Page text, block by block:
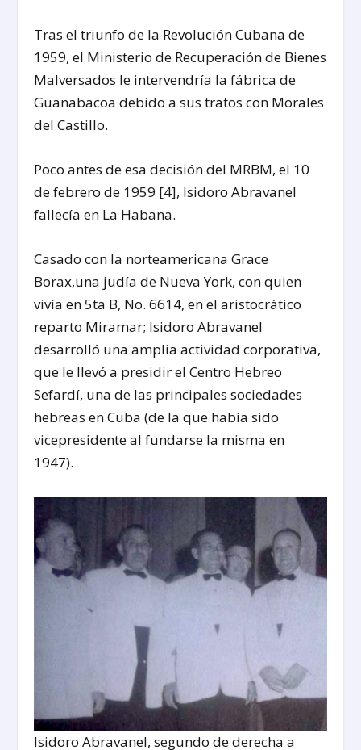
Tras el triunfo de la Revolución Cubana de
1959, el Ministerio de Recuperación de Bienes
Malversados le intervendría la fábrica de
Guanabacoa debido a sus tratos con Morales
del Castillo.
Poco antes de esa decisión del MRBM, el 10
de febrero de 1959 [4], Isidoro Abravanel
fallecía en La Habana.
Casado con la norteamericana Grace
Borax,una judía de Nueva York, con quien
vivía en 5ta B, No. 6614, en el aristocrático
reparto Miramar; Isidoro Abravanel
desarrolló una amplia actividad corporativa,
que le llevó a presidir el Centro Hebreo
Sefardí, una de las principales sociedades
hebreas en Cuba (de la que había sido
vicepresidente al fundarse la misma en
1947).
Isidoro Abravanel, segundo de derecha a